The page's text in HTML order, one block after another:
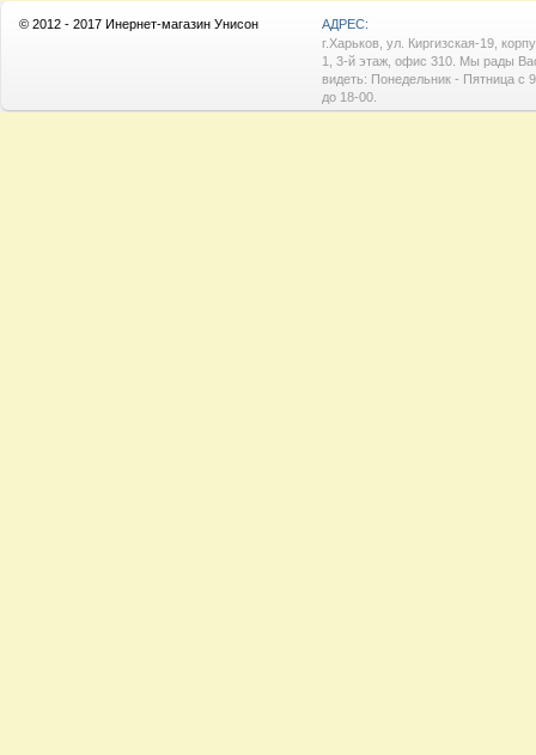
© 2012 - 2017 Инернет-магазин Унисон
АДРЕС:
г.Харьков, ул. Киргизская-19,
1, 3-й этаж, офис 310. Мы рады
видеть: Понедельник - Пятница с
до 18-00.